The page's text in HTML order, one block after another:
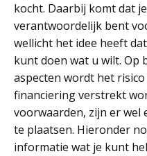
kocht. Daarbij komt dat
verantwoordelijk bent
wellicht het idee heeft
kunt doen wat u wilt. Op
aspecten wordt het
financiering verstrekt
voorwaarden, zijn er
te plaatsen. Hieronder
informatie wat je kunt